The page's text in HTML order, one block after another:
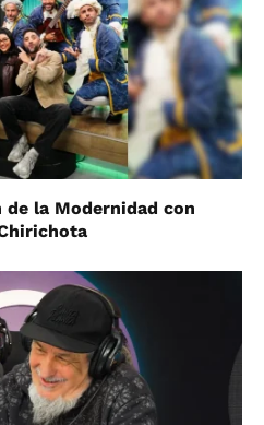
de la Modernidad con